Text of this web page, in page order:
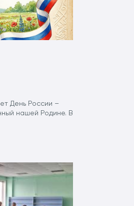
День России –
нашей Родине. В